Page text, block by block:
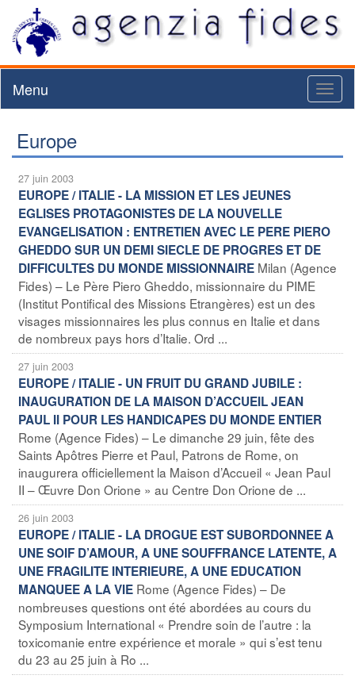
Menu
Europe
27 juin 2003
EUROPE / ITALIE - LA MISSION ET LES JEUNES
EGLISES PROTAGONISTES DE LA NOUVELLE
EVANGELISATION : ENTRETIEN AVEC LE PERE PIERO
GHEDDO SUR UN DEMI SIECLE DE PROGRES ET DE
DIFFICULTES DU MONDE MISSIONNAIRE Milan (Agence
Fides) – Le Père Piero Gheddo, missionnaire du PIME
(Institut Pontifical des Missions Etrangères) est un des
visages missionnaires les plus connus en Italie et dans
de nombreux pays hors d’Italie. Ord ...
27 juin 2003
EUROPE / ITALIE - UN FRUIT DU GRAND JUBILE :
INAUGURATION DE LA MAISON D’ACCUEIL JEAN
PAUL II POUR LES HANDICAPES DU MONDE ENTIER
Rome (Agence Fides) – Le dimanche 29 juin, fête des
Saints Apôtres Pierre et Paul, Patrons de Rome, on
inaugurera officiellement la Maison d’Accueil « Jean Paul
II – Œuvre Don Orione » au Centre Don Orione de ...
26 juin 2003
EUROPE / ITALIE - LA DROGUE EST SUBORDONNEE A
UNE SOIF D’AMOUR, A UNE SOUFFRANCE LATENTE, A
UNE FRAGILITE INTERIEURE, A UNE EDUCATION
MANQUEE A LA VIE Rome (Agence Fides) – De
nombreuses questions ont été abordées au cours du
Symposium International « Prendre soin de l’autre : la
toxicomanie entre expérience et morale » qui s’est tenu
du 23 au 25 juin à Ro ...